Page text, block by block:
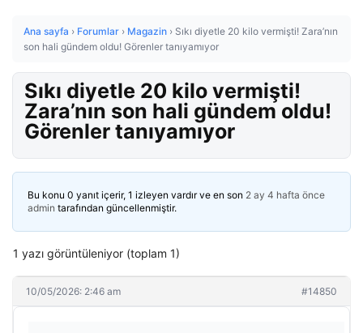
Ana sayfa › Forumlar › Magazin › Sıkı diyetle 20 kilo vermişti! Zara’nın
son hali gündem oldu! Görenler tanıyamıyor
Sıkı diyetle 20 kilo vermişti!
Zara’nın son hali gündem oldu!
Görenler tanıyamıyor
Bu konu 0 yanıt içerir, 1 izleyen vardır ve en son 2 ay 4 hafta önce
admin tarafından güncellenmiştir.
1 yazı görüntüleniyor (toplam 1)
10/05/2026: 2:46 am #14850